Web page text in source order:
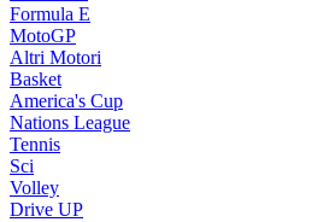
Formula E
MotoGP
Altri Motori
Basket
America's Cup
Nations League
Tennis
Sci
Volley
Drive UP